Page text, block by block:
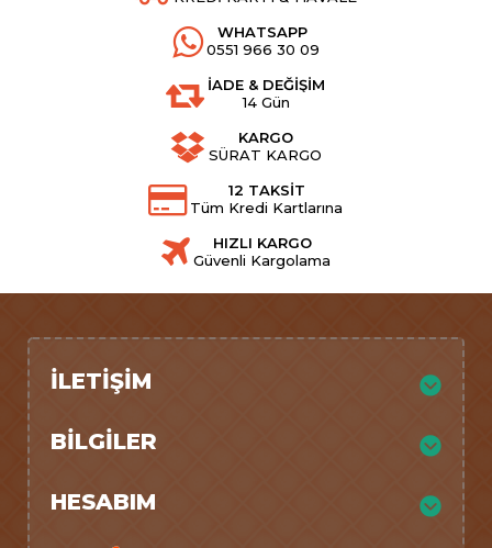
WHATSAPP
0551 966 30 09
İADE & DEĞİŞİM
14 Gün
KARGO
SÜRAT KARGO
12 TAKSİT
Tüm Kredi Kartlarına
HIZLI KARGO
Güvenli Kargolama
İLETIŞIM
BILGILER
HESABIM